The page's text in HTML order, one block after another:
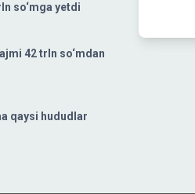
so‘mga yetdi
42 trln so‘mdan
qaysi hududlar